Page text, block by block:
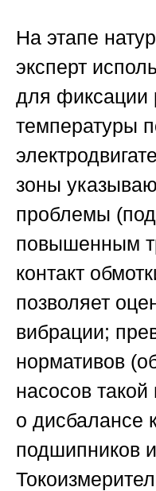
На этапе
эксперт
для фиксации
температуры
зоны
проблемы
повышенным
контакт
позволяет
вибрации;
нормативов
насосов
о дисбалансе
подшипников